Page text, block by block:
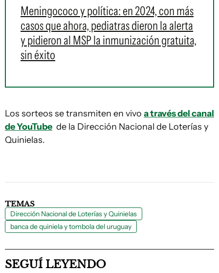
Meningococo y política: en 2024, con más
casos que ahora, pediatras dieron la alerta
y pidieron al MSP la inmunización gratuita,
sin éxito
Los sorteos se transmiten en vivo a través del canal
de YouTube de la Dirección Nacional de Loterías y
Quinielas.
TEMAS
Dirección Nacional de Loterías y Quinielas
banca de quiniela y tombola del uruguay
SEGUÍ LEYENDO